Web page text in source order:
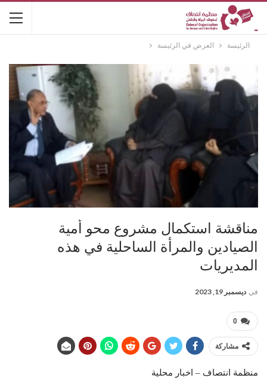
الرئيسة العرض في الرئيسة
مناقشة استكمال مشروع محو أمية
الصيادين والمرأة الساحلية في هذه
المديريات
في ديسمبر 19, 2023
0
مشاركة
منظمة انتصاف – اخبار محلية